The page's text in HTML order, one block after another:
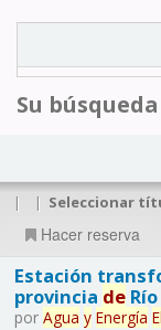
Su
| | Seleccionar
Hacer reserva
Estación
provincia de
por Agua y Energía